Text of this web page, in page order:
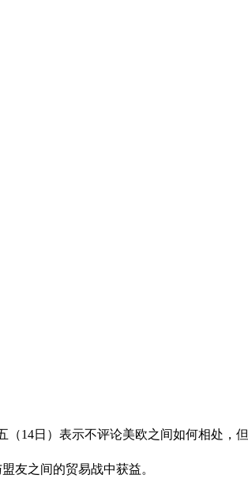
14日）表示不评论美欧之间如何相处，
友之间的贸易战中获益。